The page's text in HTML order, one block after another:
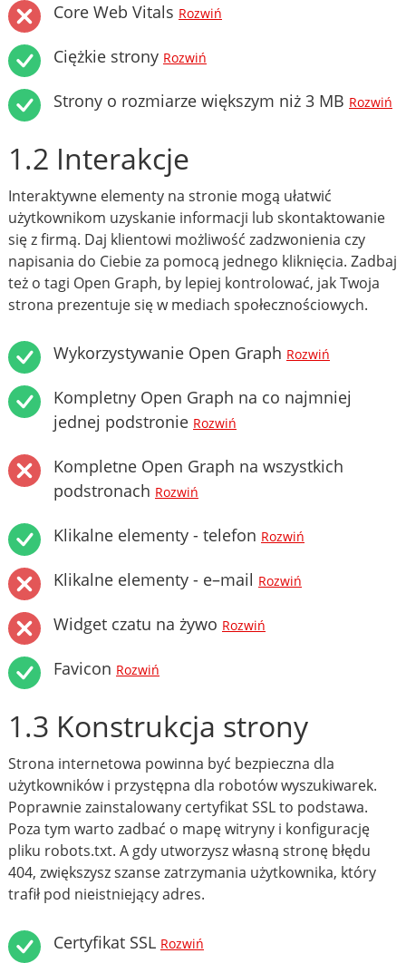
Core Web Vitals Rozwiń
Ciężkie strony Rozwiń
Strony o rozmiarze większym niż 3 MB Rozwiń
1.2 Interakcje
Interaktywne elementy na stronie mogą ułatwić
użytkownikom uzyskanie informacji lub skontaktowanie
się z firmą. Daj klientowi możliwość zadzwonienia czy
napisania do Ciebie za pomocą jednego kliknięcia. Zadbaj
też o tagi Open Graph, by lepiej kontrolować, jak Twoja
strona prezentuje się w mediach społecznościowych.
Wykorzystywanie Open Graph Rozwiń
Kompletny Open Graph na co najmniej
jednej podstronie Rozwiń
Kompletne Open Graph na wszystkich
podstronach Rozwiń
Klikalne elementy - telefon Rozwiń
Klikalne elementy - e–mail Rozwiń
Widget czatu na żywo Rozwiń
Favicon Rozwiń
1.3 Konstrukcja strony
Strona internetowa powinna być bezpieczna dla
użytkowników i przystępna dla robotów wyszukiwarek.
Poprawnie zainstalowany certyfikat SSL to podstawa.
Poza tym warto zadbać o mapę witryny i konfigurację
pliku robots.txt. A gdy utworzysz własną stronę błędu
404, zwiększysz szanse zatrzymania użytkownika, który
trafił pod nieistniejący adres.
Certyfikat SSL Rozwiń